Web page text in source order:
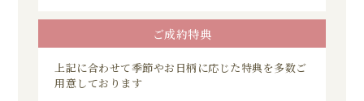
ご成約特典
上記に合わせて季節やお日柄に応じた特典を多数ご
用意しております